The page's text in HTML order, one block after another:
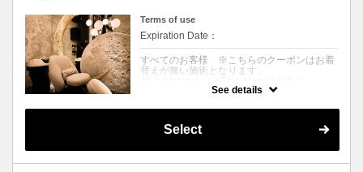
Terms of use
Expiration Date：
すべてのお客様 ※こちらのクーポンはお着
替えが無い施術となります。
treatment without a change of clothes.
〈全身リセットしたい方〉温冷浴とクリーム
甲骨・デコルテを指圧でマッサージ。目or耳
マッサージに加え、頭皮・髪の究極ケア。ド
See details
Select